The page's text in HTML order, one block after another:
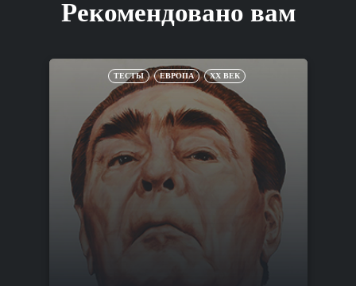
Рекомендовано вам
ТЕСТЫ ЕВРОПА XX ВЕК